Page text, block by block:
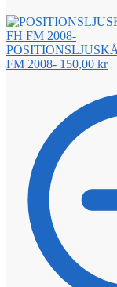
FM 2008- 150,00 kr